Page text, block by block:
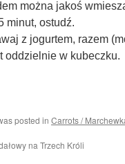
można jakoś
minut, ostudź.
z jogurtem, razem
oddzielnie w kubeczku.
posted in Carrots /
na Trzech Króli